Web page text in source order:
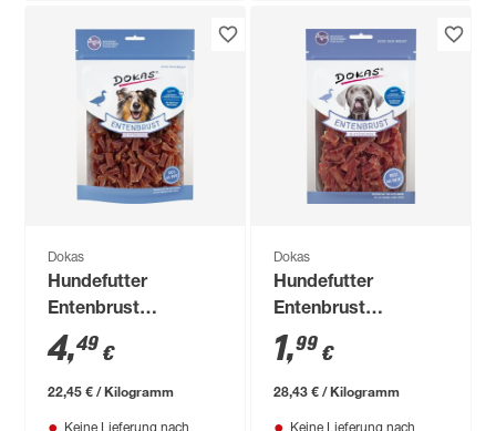
Dokas
Hundefutter
Entenbrust
Stückchen 200 g
4,49 €
22,45 € / Kilogramm
Dokas
Hundefutter
Entenbrust
Stückchen 70 g
1,99 €
28,43 € / Kilogramm